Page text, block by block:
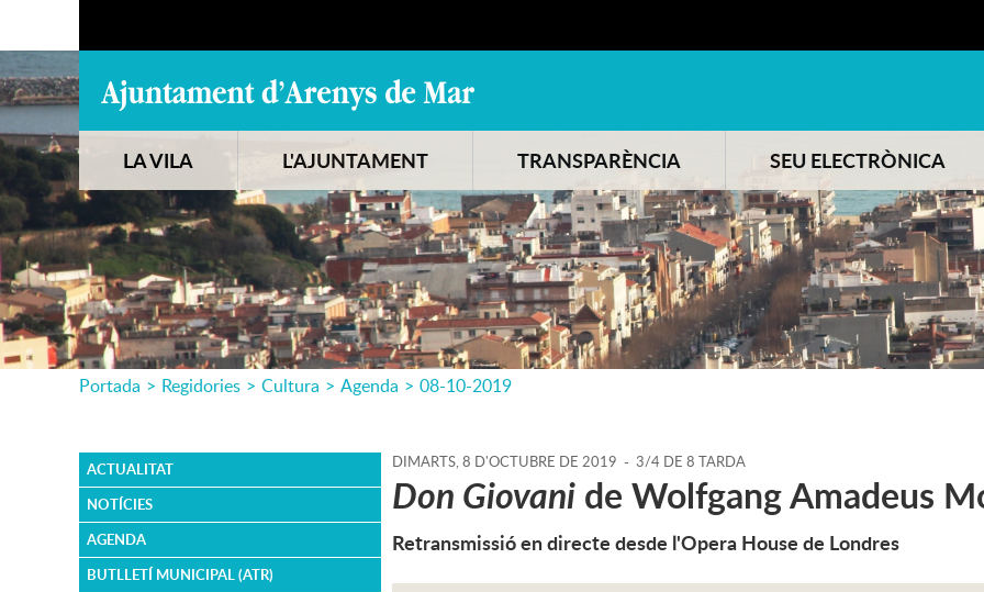
LA VILA L'AJUNTAMENT TRANSPARÈNCIA SEU ELECTRÒNICA
Portada > Regidories > Cultura > Agenda > 08-10-2019
ACTUALITAT
NOTÍCIES
AGENDA
BUTLLETÍ MUNICIPAL (ATR)
DIMARTS,8 D'OCTUBRE DE 2019 - 3/4 DE 8 TARDA
Don Giovani de Wolfgang Amadeus
Retransmissió en directe desde l'Opera House de Londres